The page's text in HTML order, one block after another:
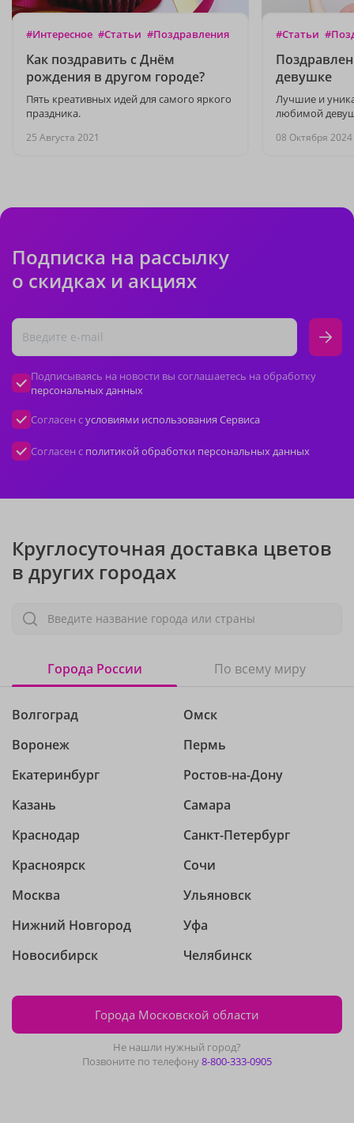
#Интересное #Статьи #Поздравления
Как поздравить с Днём
рождения в другом городе?
Пять креативных идей для самого яркого
праздника.
25 Августа 2021
#Статьи
девушке
Лучшие и
любимой
08 Октября 2024
Подписка на рассылку
о скидках и акциях
Подписываясь на новости вы соглашаетесь на обработку
персональных данных
Согласен сусловиями использования Сервиса
Согласен с политикой обработки персональных данных
Круглосуточная доставка цветов
в других городах
Введите название города или страны
Города России По всему миру
Волгоград
Воронеж
Екатеринбург
Казань
Краснодар
Красноярск
Москва
Нижний Новгород
Новосибирск
Омск
Пермь
Ростов-на-Дону
Самара
Санкт-Петербург
Сочи
Ульяновск
Уфа
Челябинск
Города Московской области
Не нашли нужный город?
Позвоните по телефону8-800-333-0905